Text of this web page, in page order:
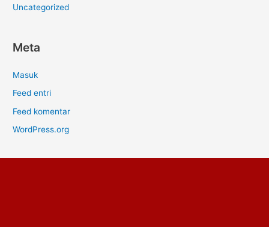
Uncategorized
Meta
Masuk
Feed entri
Feed komentar
WordPress.org